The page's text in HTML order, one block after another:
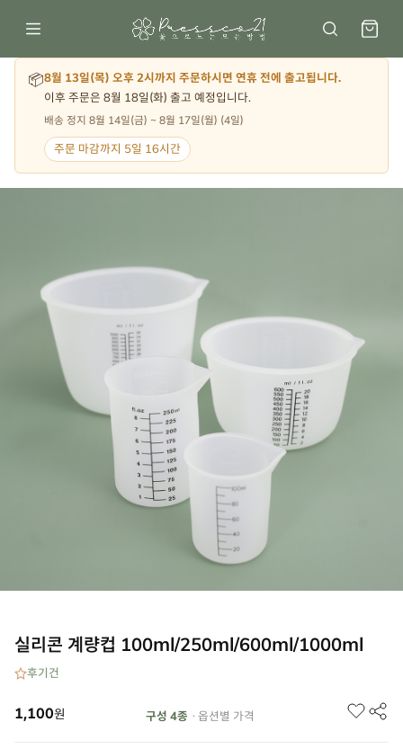
📦8월 13일(목) 오후 2시까지 주문하시면 연휴 전에 출고됩니다.
이후 주문은 8월 18일(화) 출고 예정입니다.
배송 정지 8월 14일(금) ~ 8월 17일(월) (4일)
주문 마감까지 5일 16시간
실리콘 계량컵 100ml/250ml/600ml/1000ml
후기건
1,100원 구성 4종 · 옵션별 가격